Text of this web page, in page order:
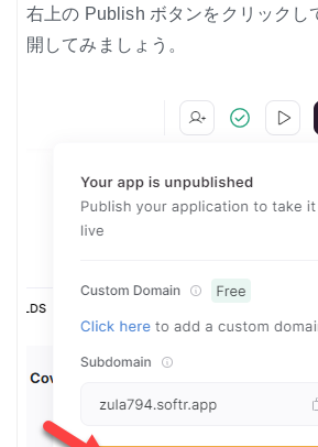
右上の Publish ボタンをクリックし
開してみましょう。